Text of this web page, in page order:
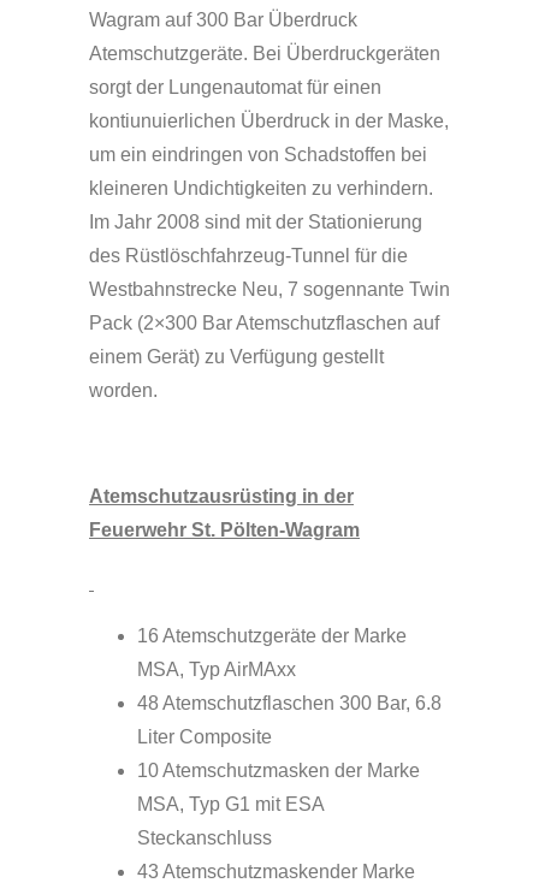
Wagram auf 300 Bar Überdruck
Atemschutzgeräte. Bei Überdruckgeräten
sorgt der Lungenautomat für einen
kontiunuierlichen Überdruck in der Maske,
um ein eindringen von Schadstoffen bei
kleineren Undichtigkeiten zu verhindern.
Im Jahr 2008 sind mit der Stationierung
des Rüstlöschfahrzeug-Tunnel für die
Westbahnstrecke Neu, 7 sogennante Twin
Pack (2×300 Bar Atemschutzflaschen auf
einem Gerät) zu Verfügung gestellt
worden.
Atemschutzausrüsting in der
Feuerwehr St. Pölten-Wagram
16 Atemschutzgeräte der Marke
MSA, Typ AirMAxx
48 Atemschutzflaschen 300 Bar, 6.8
Liter Composite
10 Atemschutzmasken der Marke
MSA, Typ G1 mit ESA
Steckanschluss
43 Atemschutzmaskender Marke